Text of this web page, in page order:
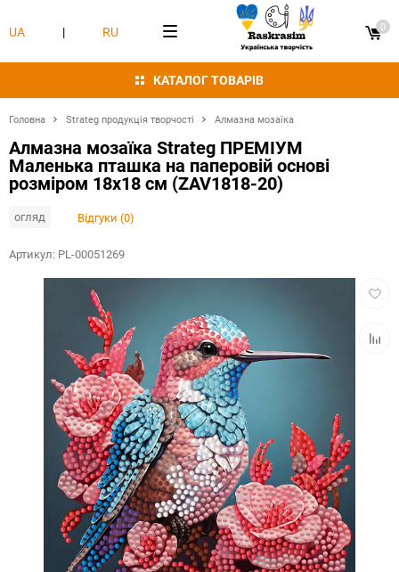
КАТАЛОГ ТОВАРІВ
UA | RU 0
Головна Strateg продукція творчості Алмазна мозаїка
Алмазна мозаїка Strateg ПРЕМІУМ
Маленька пташка на паперовій основі
розміром 18х18 см (ZAV1818-20)
огляд Відгуки (0)
Артикул: PL-00051269